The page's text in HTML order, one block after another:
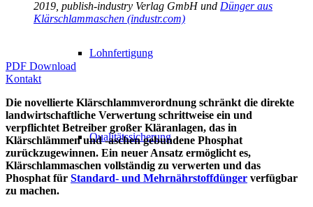
Lohnfertigung
Qualitätssicherung
2019, publish-industry Verlag GmbH und Dünger aus
Klärschlammaschen (industr.com)
PDF Download
Kontakt
Die novellierte Klärschlammverordnung schränkt die direkte
landwirtschaftliche Verwertung schrittweise ein und
verpflichtet Betreiber großer Kläranlagen, das in
Klärschlämmen und -aschen gebundene Phosphat
zurückzugewinnen. Ein neuer Ansatz ermöglicht es,
Klärschlammaschen vollständig zu verwerten und das
Phosphat für Standard- und Mehrnährstoffdünger verfügbar
zu machen.